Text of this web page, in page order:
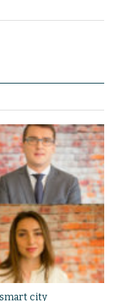
smart city